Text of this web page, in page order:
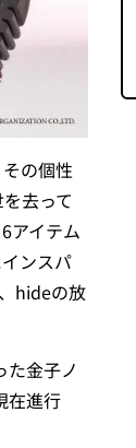
の個性
去って
アイテム
ンスパ
hideの放
た金子ノ
在進行